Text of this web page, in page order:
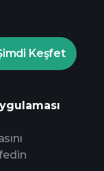
Keşfet